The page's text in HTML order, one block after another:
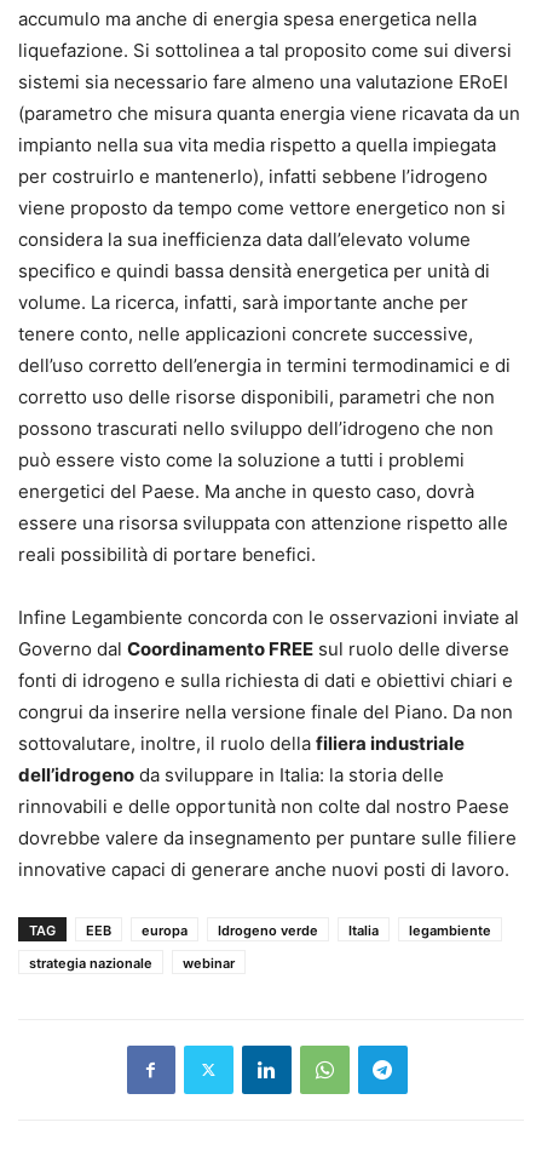
accumulo ma anche di energia spesa energetica nella
liquefazione. Si sottolinea a tal proposito come sui diversi
sistemi sia necessario fare almeno una valutazione ERoEI
(parametro che misura quanta energia viene ricavata da un
impianto nella sua vita media rispetto a quella impiegata
per costruirlo e mantenerlo), infatti sebbene l’idrogeno
viene proposto da tempo come vettore energetico non si
considera la sua inefficienza data dall’elevato volume
specifico e quindi bassa densità energetica per unità di
volume. La ricerca, infatti, sarà importante anche per
tenere conto, nelle applicazioni concrete successive,
dell’uso corretto dell’energia in termini termodinamici e di
corretto uso delle risorse disponibili, parametri che non
possono trascurati nello sviluppo dell’idrogeno che non
può essere visto come la soluzione a tutti i problemi
energetici del Paese. Ma anche in questo caso, dovrà
essere una risorsa sviluppata con attenzione rispetto alle
reali possibilità di portare benefici.
Infine Legambiente concorda con le osservazioni inviate al
Governo dal Coordinamento FREE sul ruolo delle diverse
fonti di idrogeno e sulla richiesta di dati e obiettivi chiari e
congrui da inserire nella versione finale del Piano. Da non
sottovalutare, inoltre, il ruolo della filiera industriale
dell’idrogeno da sviluppare in Italia: la storia delle
rinnovabili e delle opportunità non colte dal nostro Paese
dovrebbe valere da insegnamento per puntare sulle filiere
innovative capaci di generare anche nuovi posti di lavoro.
TAG EEB europa Idrogeno verde Italia
legambiente
strategia nazionale
webinar